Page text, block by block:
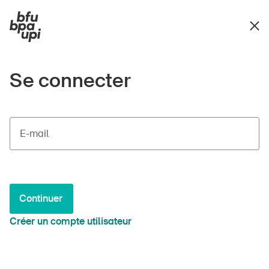
Se connecter
E-mail
Continuer
Créer un compte utilisateur